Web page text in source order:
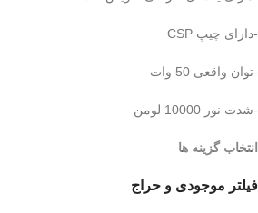
فیلتر موجودی و حراج
-دارای چیپ CSP
-توان واقعی 50 وات
-شدت نور 10000 لومن
انتخاب گزینه ها